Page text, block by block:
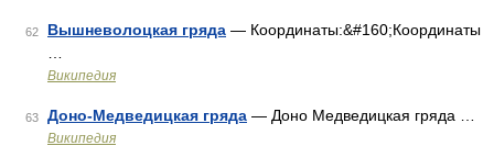
62 Вышневолоцкая гряда — Координаты:&#160;Координаты
Википедия
63 Доно-Медведицкая гряда — Доно Медведицкая гряда …
Википедия